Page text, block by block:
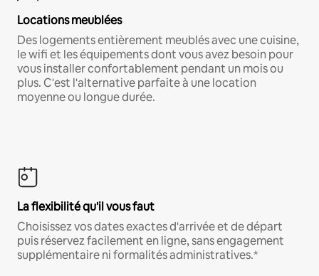
Locations meublées
Des logements entièrement meublés avec une cuisine,
le wifi et les équipements dont vous avez besoin pour
vous installer confortablement pendant un mois ou
plus. C'est l'alternative parfaite à une location
moyenne ou longue durée.
La flexibilité qu'il vous faut
Choisissez vos dates exactes d'arrivée et de départ
puis réservez facilement en ligne, sans engagement
supplémentaire ni formalités administratives.*